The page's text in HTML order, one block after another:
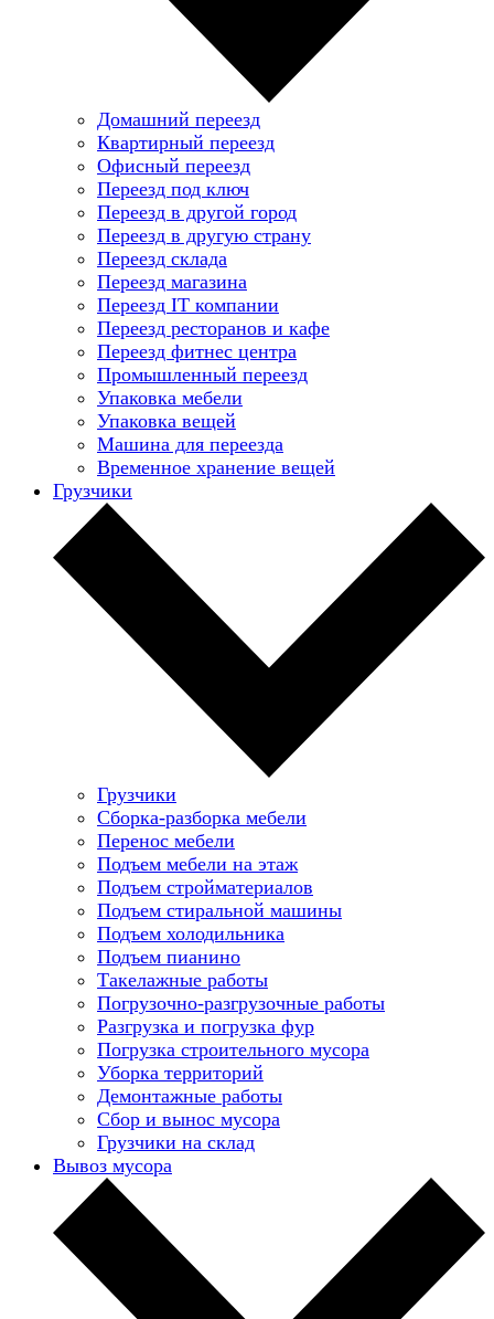
Домашний переезд
Квартирный переезд
Офисный переезд
Переезд под ключ
Переезд в другой город
Переезд в другую страну
Переезд склада
Переезд магазина
Переезд IT компании
Переезд ресторанов и кафе
Переезд фитнес центра
Промышленный переезд
Упаковка мебели
Упаковка вещей
Машина для переезда
Временное хранение вещей
Грузчики
Грузчики
Сборка-разборка мебели
Перенос мебели
Подъем мебели на этаж
Подъем стройматериалов
Подъем стиральной машины
Подъем холодильника
Подъем пианино
Такелажные работы
Погрузочно-разгрузочные работы
Разгрузка и погрузка фур
Погрузка строительного мусора
Уборка территорий
Демонтажные работы
Сбор и вынос мусора
Грузчики на склад
Вывоз мусора